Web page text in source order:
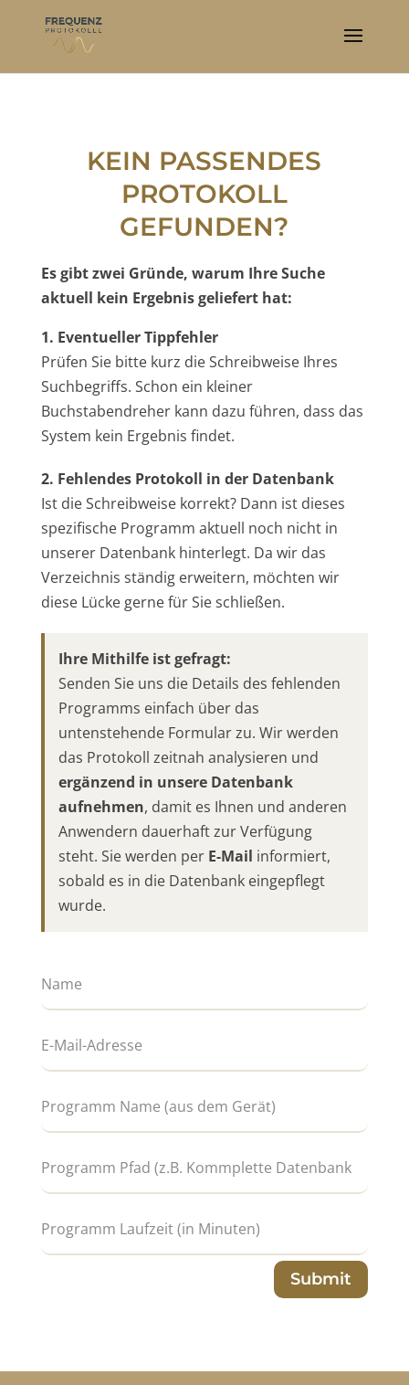
KEIN PASSENDES
PROTOKOLL
GEFUNDEN?
Es gibt zwei Gründe, warum Ihre Suche
aktuell kein Ergebnis geliefert hat:
1. Eventueller Tippfehler
Prüfen Sie bitte kurz die Schreibweise Ihres
Suchbegriffs. Schon ein kleiner
Buchstabendreher kann dazu führen, dass das
System kein Ergebnis findet.
2. Fehlendes Protokoll in der Datenbank
Ist die Schreibweise korrekt? Dann ist dieses
spezifische Programm aktuell noch nicht in
unserer Datenbank hinterlegt. Da wir das
Verzeichnis ständig erweitern, möchten wir
diese Lücke gerne für Sie schließen.
Ihre Mithilfe ist gefragt:
Senden Sie uns die Details des fehlenden
Programms einfach über das
untenstehende Formular zu. Wir werden
das Protokoll zeitnah analysieren und
ergänzend in unsere Datenbank
aufnehmen, damit es Ihnen und anderen
Anwendern dauerhaft zur Verfügung
steht. Sie werden per E-Mail informiert,
sobald es in die Datenbank eingepflegt
wurde.
Submit